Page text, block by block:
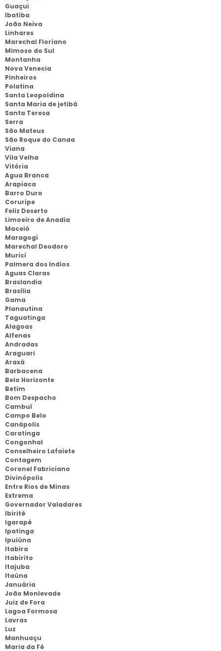
Guaçui
Ibatiba
João Neiva
Linhares
Marechal Floriano
Mimoso do Sul
Montanha
Nova Venecia
Pinheiros
Polatina
Santa Leopoldina
Santa Maria de jetibá
Santa Teresa
Serra
São Mateus
São Roque do Canaa
Viana
Vila Velha
Vitória
Agua Branca
Arapiaca
Barro Duro
Coruripe
Feliz Deserto
Limoeiro de Anadia
Maceió
Maragogi
Marechal Deodoro
Murici
Palmera dos Indios
Aguas Claras
Braslandia
Brasília
Gama
Planautina
Taguatinga
Alagoas
Alfenas
Andradas
Araguari
Araxá
Barbacena
Belo Horizonte
Betim
Bom Despacho
Cambuí
Campo Belo
Canápolis
Caratinga
Congonhal
Conselheiro Lafaiete
Contagem
Coronel Fabriciano
Divinópolis
Entre Rios de Minas
Extrema
Governador Valadares
Ibirité
Igarapé
Ipatinga
Ipuiúna
Itabira
Itabirito
Itajuba
Itaúna
Januária
João Monlevade
Juiz de Fora
Lagoa Formosa
Lavras
Luz
Manhuaçu
Maria da Fé